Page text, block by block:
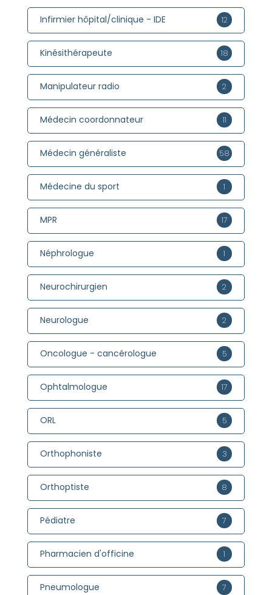
Infirmier hôpital/clinique - IDE 12
Kinésithérapeute 18
Manipulateur radio 2
Médecin coordonnateur 11
Médecin généraliste 58
Médecine du sport 1
MPR 17
Néphrologue 1
Neurochirurgien 2
Neurologue 2
Oncologue - cancérologue 5
Ophtalmologue 17
ORL 5
Orthophoniste 3
Orthoptiste 8
Pédiatre 7
Pharmacien d'officine 1
Pneumologue 7